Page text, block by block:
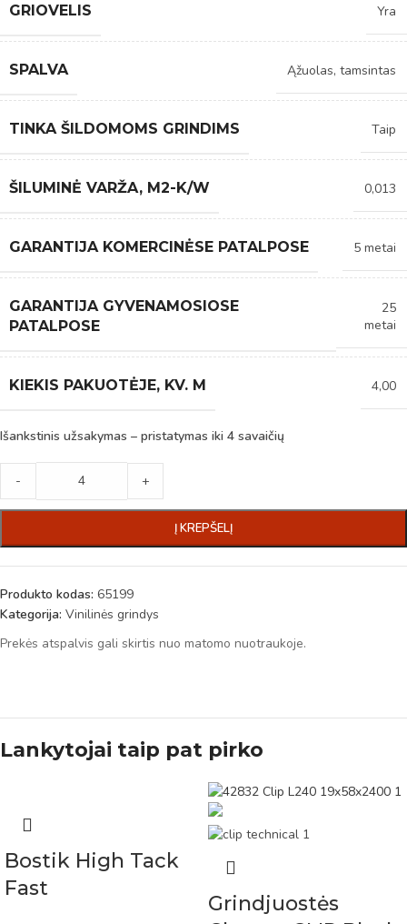
GRIOVELIS Yra
SPALVA Ąžuolas, tamsintas
TINKA ŠILDOMOMS GRINDIMS Taip
ŠILUMINĖ VARŽA, M2-K/W 0,013
GARANTIJA KOMERCINĖSE PATALPOSE 5 metai
GARANTIJA GYVENAMOSIOSE
PATALPOSE
25
metai
KIEKIS PAKUOTĖJE, KV. M 4,00
Išankstinis užsakymas – pristatymas iki 4 savaičių
- +
Į KREPŠELĮ
Produkto kodas: 65199
Kategorija: Vinilinės grindys
Prekės atspalvis gali skirtis nuo matomo nuotraukoje.
Lankytojai taip pat pirko
Bostik High Tack
Fast
Grindjuostės